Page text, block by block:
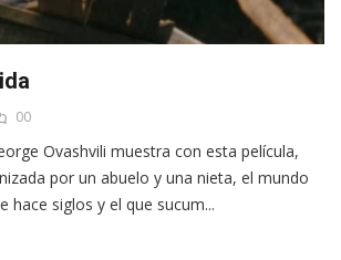
00
Ovashvili muestra con esta película,
por un abuelo y una nieta, el mundo
hace siglos y el que sucum...